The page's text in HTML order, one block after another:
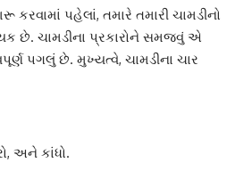
કરવામાં પહેલાં, તમારે તમારી ચામડીનો
છે. ચામડીના પ્રકારોને સમજવું એ
પગલું છે. મુખ્યત્વે, ચામડીના ચાર
અને કાંધો.